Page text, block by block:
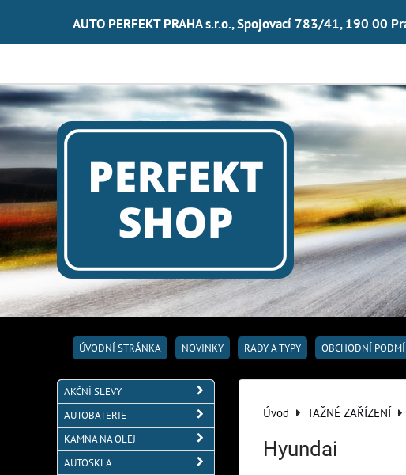
AUTO PERFEKT PRAHA s.r.o., Spojovací 783/41, 190 00
ÚVODNÍ STRÁNKA NOVINKY RADY A TYPY OBCHODNÍ
Úvod TAŽNÉ ZAŘÍZENÍ
Hyundai
AKČNÍ SLEVY
AUTOBATERIE
KAMNA NA OLEJ
AUTOSKLA